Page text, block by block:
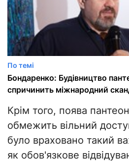
По темі
Бондаренко: Будівництво
спричинить міжнародний
Крім того, поява
обмежить вільний
було враховано такий
як обов'язкове